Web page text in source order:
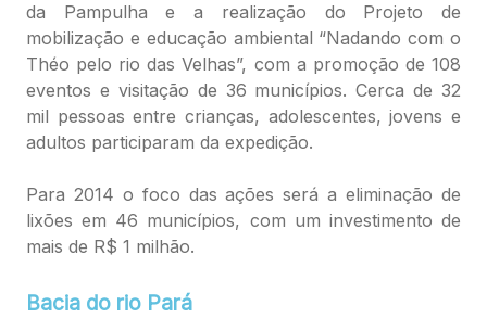
da Pampulha e a realização do Projeto de
mobilização e educação ambiental “Nadando com o
Théo pelo rio das Velhas”, com a promoção de 108
eventos e visitação de 36 municípios. Cerca de 32
mil pessoas entre crianças, adolescentes, jovens e
adultos participaram da expedição.
Para 2014 o foco das ações será a eliminação de
lixões em 46 municípios, com um investimento de
mais de R$ 1 milhão.
Bacia do rio Pará